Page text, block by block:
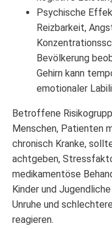
Psychische
Reizbarkeit,
Bevölkerung
Gehirn kann
emotionaler
Betroffene
Menschen, Patienten
chronisch Kranke,
achtgeben,
medikamentöse
Kinder und
Unruhe und
reagieren.